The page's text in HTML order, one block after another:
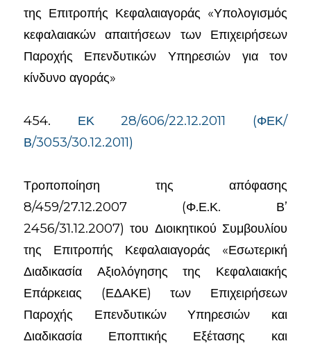
της Επιτροπής Κεφαλαιαγοράς «Υπολογισμός
κεφαλαιακών απαιτήσεων των Επιχειρήσεων
Παροχής Επενδυτικών Υπηρεσιών για τον
κίνδυνο αγοράς»
454. ΕΚ 28/606/22.12.2011 (ΦΕΚ/
Β/3053/30.12.2011)
Τροποποίηση της απόφασης
8/459/27.12.2007 (Φ.Ε.Κ. Β’
2456/31.12.2007) του Διοικητικού Συμβουλίου
της Επιτροπής Κεφαλαιαγοράς «Εσωτερική
Διαδικασία Αξιολόγησης της Κεφαλαιακής
Επάρκειας (ΕΔΑΚΕ) των Επιχειρήσεων
Παροχής Επενδυτικών Υπηρεσιών και
Διαδικασία Εποπτικής Εξέτασης και